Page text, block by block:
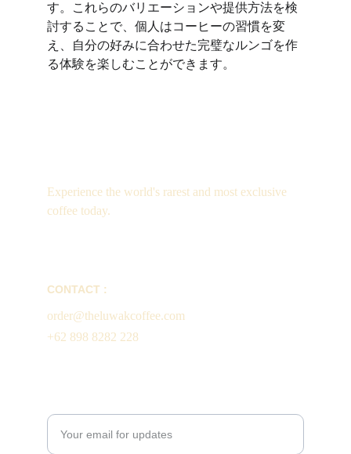
す。これらのバリエーションや提供方法を​​検
討することで、個人はコーヒーの習慣を変
え、自分の好みに合わせた完璧なルンゴを作
る体験を楽しむことができます。
Experience the world's rarest and most exclusive
coffee today.
CONTACT :
order@theluwakcoffee.com
+62 898 8282 228